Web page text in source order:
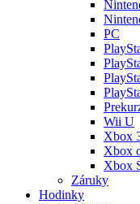
PC
Wii U
Xbox
Xbox
Xbox
Záruky
Hodinky